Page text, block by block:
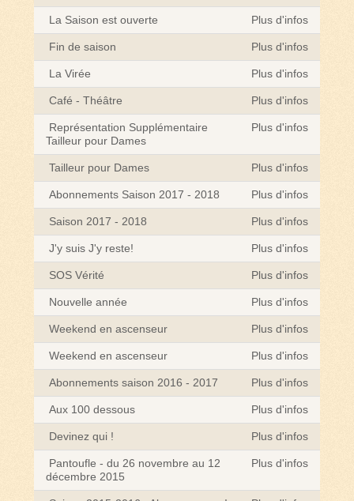
La Saison est ouverte Plus d'infos
Fin de saison Plus d'infos
La Virée Plus d'infos
Café - Théâtre Plus d'infos
Représentation Supplémentaire
Tailleur pour Dames
Plus d'infos
Tailleur pour Dames Plus d'infos
Abonnements Saison 2017 - 2018 Plus d'infos
Saison 2017 - 2018 Plus d'infos
J'y suis J'y reste! Plus d'infos
SOS Vérité Plus d'infos
Nouvelle année Plus d'infos
Weekend en ascenseur Plus d'infos
Weekend en ascenseur Plus d'infos
Abonnements saison 2016 - 2017 Plus d'infos
Aux 100 dessous Plus d'infos
Devinez qui ! Plus d'infos
Pantoufle - du 26 novembre au 12
décembre 2015
Plus d'infos